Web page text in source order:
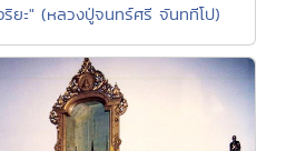
ยะ" (หลวงปู่จนทร์ศรี จันททีโป)